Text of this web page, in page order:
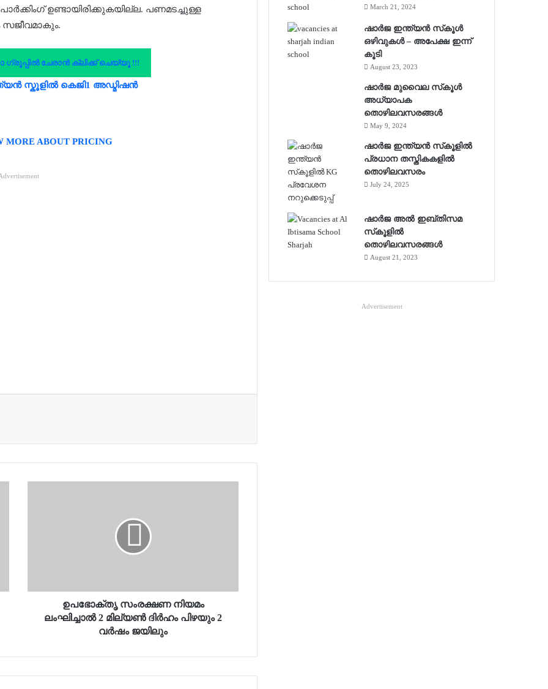
ഉണ്ടായിരിക്കുകയില്ല. പണമടച്ചുള്ള
സജീവമാകും.
ചേരാൻ ക്ലിക്ക് ചെയ്യൂ !!!
സ്കൂളിൽ കെജി1 അഡ്മിഷൻ
MORE ABOUT PRICING
ഉപഭോക്തൃ സംരക്ഷണ നിയമം
ലംഘിച്ചാൽ 2 മില്യൺ ദിർഹം പിഴയും 2
വർഷം ജയിലും
March 21, 2024
ഷാർജ ഇന്ത്യൻ സ്‌കൂൾ
ഒഴിവുകൾ – അപേക്ഷ ഇന്ന്
കൂടി
August 23, 2023
ഷാർജ മുവൈല സ്‌കൂൾ
അധ്യാപക
തൊഴിലവസരങ്ങൾ
May 9, 2024
ഷാർജ ഇന്ത്യൻ സ്‌കൂളിൽ
പ്രധാന തസ്തികകളിൽ
തൊഴിലവസരം
July 24, 2025
ഷാർജ അൽ ഇബ്തിസമ
സ്‌കൂളിൽ
തൊഴിലവസരങ്ങൾ
August 21, 2023
Advertisement